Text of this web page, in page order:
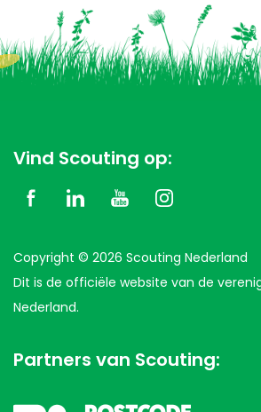
Vind Scouting op:
Copyright © 2026 Scouting Nederland
Dit is de officiële website van de
Nederland.
Partners van Scouting: